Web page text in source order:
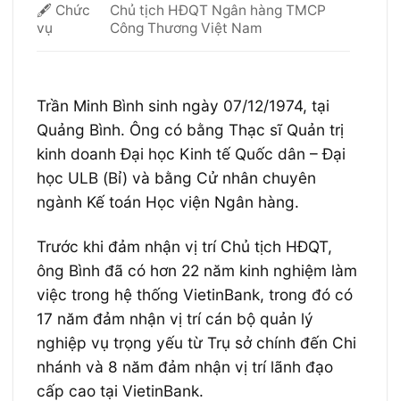
🖋 Chức
vụ
Chủ tịch HĐQT Ngân hàng TMCP
Công Thương Việt Nam
Trần Minh Bình sinh ngày 07/12/1974, tại
Quảng Bình. Ông có bằng Thạc sĩ Quản trị
kinh doanh Đại học Kinh tế Quốc dân – Đại
học ULB (Bỉ) và bằng Cử nhân chuyên
ngành Kế toán Học viện Ngân hàng.
Trước khi đảm nhận vị trí Chủ tịch HĐQT,
ông Bình đã có hơn 22 năm kinh nghiệm làm
việc trong hệ thống VietinBank, trong đó có
17 năm đảm nhận vị trí cán bộ quản lý
nghiệp vụ trọng yếu từ Trụ sở chính đến Chi
nhánh và 8 năm đảm nhận vị trí lãnh đạo
cấp cao tại VietinBank.